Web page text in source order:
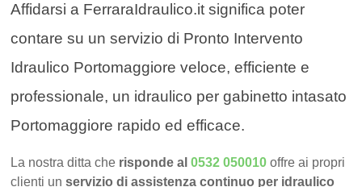
Affidarsi a FerraraIdraulico.it significa poter
contare su un servizio di Pronto Intervento
Idraulico Portomaggiore veloce, efficiente e
professionale, un idraulico per gabinetto intasato
Portomaggiore rapido ed efficace.
La nostra ditta che risponde al0532 050010 offre ai propri
clienti unservizio di assistenza continuo per idraulico